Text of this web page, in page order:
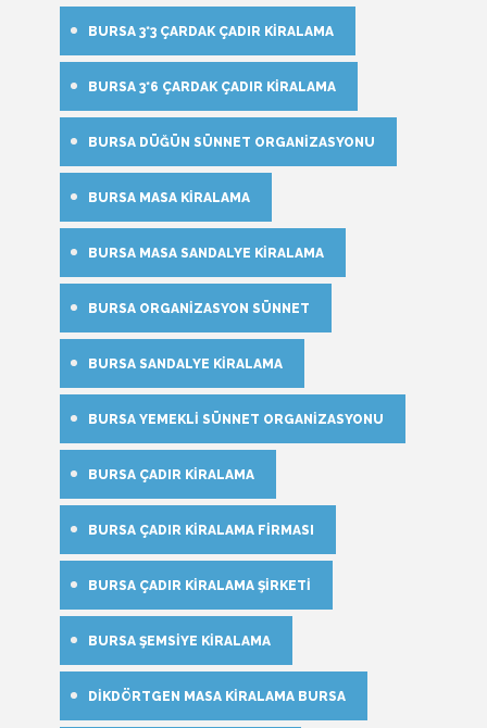
BURSA 3*3 ÇARDAK ÇADIR KIRALAMA
BURSA 3*6 ÇARDAK ÇADIR KIRALAMA
BURSA DÜĞÜN SÜNNET ORGANIZASYONU
BURSA MASA KIRALAMA
BURSA MASA SANDALYE KIRALAMA
BURSA ORGANIZASYON SÜNNET
BURSA SANDALYE KIRALAMA
BURSA YEMEKLI SÜNNET ORGANIZASYONU
BURSA ÇADIR KIRALAMA
BURSA ÇADIR KIRALAMA FIRMASI
BURSA ÇADIR KIRALAMA ŞIRKETI
BURSA ŞEMSIYE KIRALAMA
DIKDÖRTGEN MASA KIRALAMA BURSA